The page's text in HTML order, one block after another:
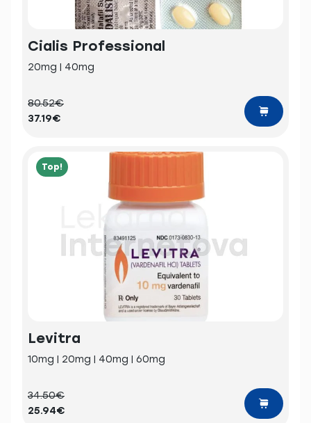
Cialis Professional
20mg | 40mg
80.52€
37.19€
Top!
Levitra
10mg | 20mg | 40mg | 60mg
34.50€
25.94€